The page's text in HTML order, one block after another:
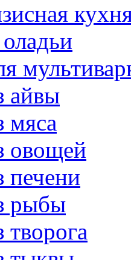
айвы
мяса
овощей
печени
рыбы